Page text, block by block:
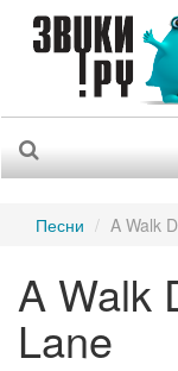
Песни A Walk
A Walk
Lane